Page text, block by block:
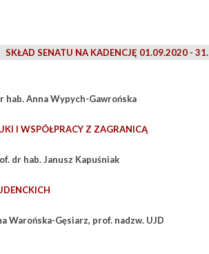
SKŁAD SENATU NA KADENCJĘ 01.09.2020 -
hab. Anna Wypych-Gawrońska
I WSPÓŁPRACY Z ZAGRANICĄ
dr hab. Janusz Kapuśniak
Warońska-Gęsiarz, prof. nadzw. UJD